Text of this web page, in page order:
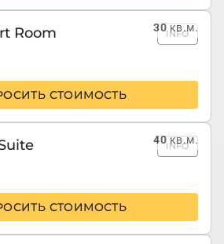
30кв.м.
Room INFO
СТОИМОСТЬ
40кв.м.
INFO
СТОИМОСТЬ